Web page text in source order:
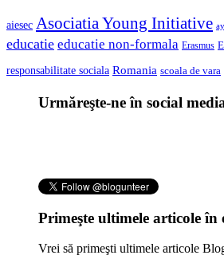
aiesec Asociatia Young Initiative
educatie educatie non-formala Erasmus
responsabilitate sociala Romania scoala de vara
Urmăreşte-ne în social
Primeşte ultimele articole în
Vrei să primeşti ultimele articole